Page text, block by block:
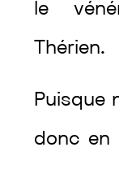
le
Thérien.
Puisque
donc en